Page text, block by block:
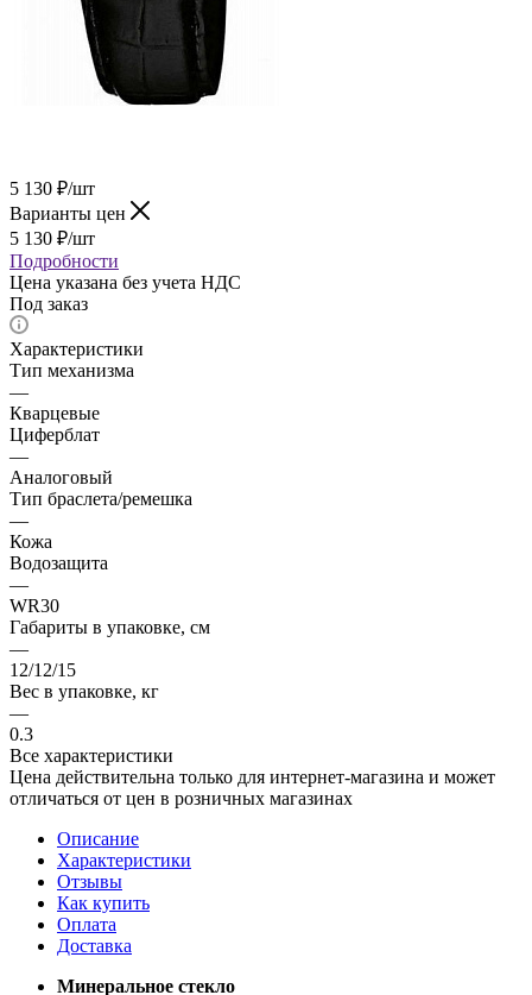
5 130 ₽/шт
Варианты цен
5 130 ₽/шт
Подробности
Цена указана без учета НДС
Под заказ
Характеристики
Тип механизма
—
Кварцевые
Циферблат
—
Аналоговый
Тип браслета/ремешка
—
Кожа
Водозащита
—
WR30
Габариты в упаковке, см
—
12/12/15
Вес в упаковке, кг
—
0.3
Все характеристики
Цена действительна только для интернет-магазина и может
отличаться от цен в розничных магазинах
Описание
Характеристики
Отзывы
Как купить
Оплата
Доставка
Минеральное стекло